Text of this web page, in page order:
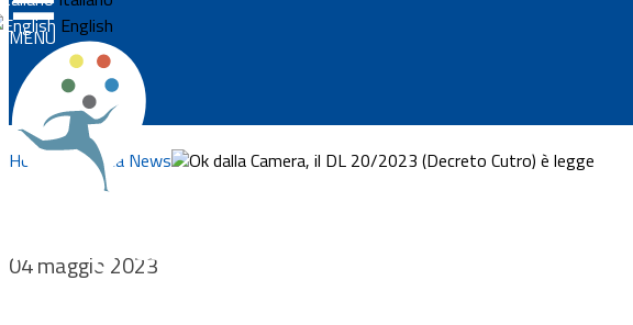
News
Approfondimenti
Eventi
Normativa
Documenti
English
MENU
Integrazionemigranti.gov.it
Home Ricerca News Ok dalla Camera, il DL 20/2023 (Decreto Cutro) è legge
04 maggio 2023